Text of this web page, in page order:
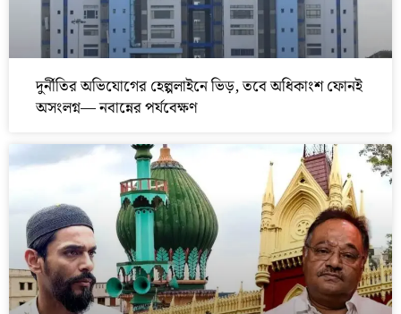
দুর্নীতির অভিযোগের হেল্পলাইনে ভিড়, তবে অধিকাংশ ফোনই
অসংলগ্ন— নবান্নের পর্যবেক্ষণ